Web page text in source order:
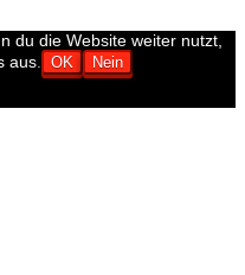
du die Website weiter nutzt,
aus.
OK
Nein